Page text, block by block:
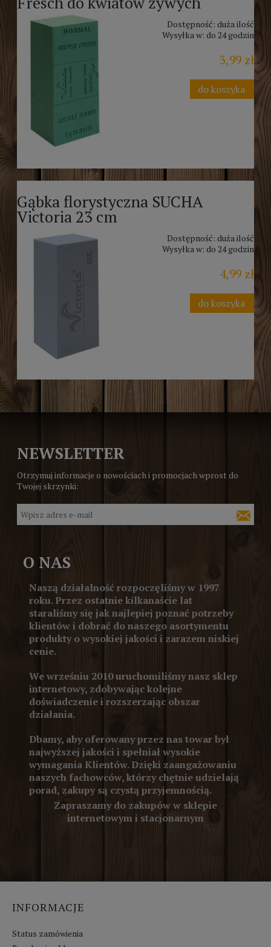
Dostępność: duża ilość
Wysyłka w: do 24 godzin
3,99 zł
do koszyka
Gąbka florystyczna SUCHA
Victoria 23 cm
Dostępność: duża ilość
Wysyłka w: do 24 godzin
4,99 zł
do koszyka
NEWSLETTER
Otrzymuj informacje o nowościach i promocjach wprost do
Twojej skrzynki:
O NAS
Naszą działalność rozpoczęliśmy w 1997
roku. Przez ostatnie kilkanaście lat
staraliśmy się jak najlepiej poznać potrzeby
klientów i dobrać do naszego asortymentu
produkty o wysokiej jakości i zarazem niskiej
cenie.
We wrześniu 2010 uruchomiliśmy nasz sklep
internetowy, zdobywając kolejne
doświadczenie i rozszerzając obszar
działania.
Dbamy, aby oferowany przez nas towar był
najwyższej jakości i spełniał wysokie
wymagania Klientów. Dzięki zaangażowaniu
naszych fachowców, którzy chętnie udzielają
porad, zakupy są czystą przyjemnością.
Zapraszamy do zakupów w sklepie
internetowym i stacjonarnym
INFORMACJE
Status zamówienia